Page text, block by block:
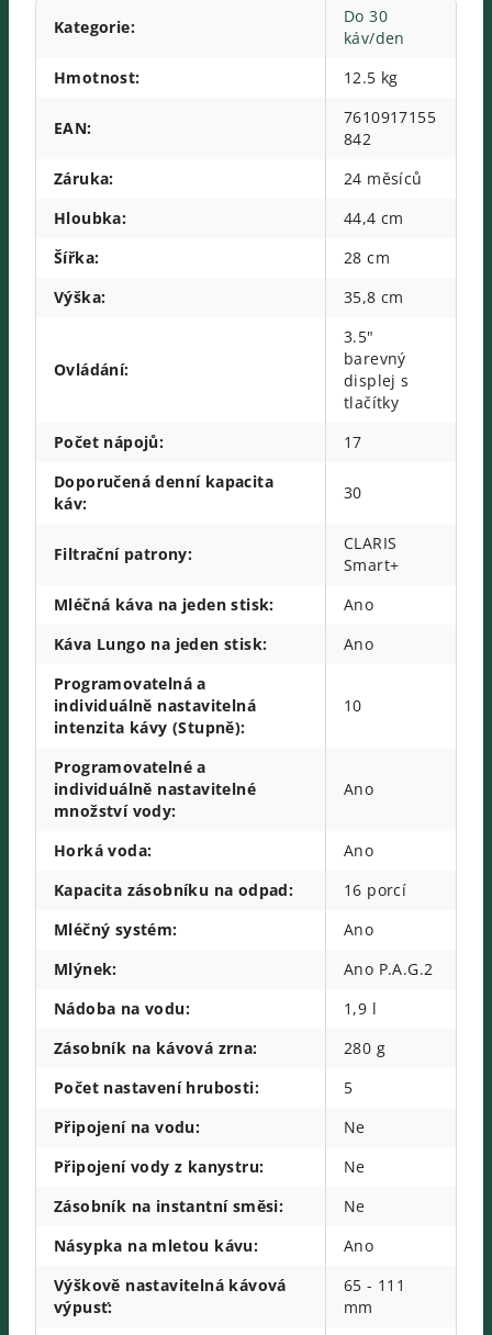
Kategorie:
Do 30
káv/den
Hmotnost: 12.5 kg
EAN:
7610917155
842
Záruka:
24 měsíců
Hloubka:
44,4 cm
Šířka:
28 cm
Výška: 35,8 cm
Ovládání:
3.5"
barevný
displej s
tlačítky
Počet nápojů:
17
Doporučená denní kapacita
káv:
30
Filtrační patrony:
CLARIS
Smart+
Mléčná káva na jeden stisk:
Ano
Káva Lungo na jeden stisk:
Ano
Programovatelná a
individuálně nastavitelná
intenzita kávy (Stupně):
10
Programovatelné a
individuálně nastavitelné
množství vody:
Ano
Horká voda:
Ano
Kapacita zásobníku na odpad:
16 porcí
Mléčný systém:
Ano
Mlýnek:
Ano P.A.G.2
Nádoba na vodu:
1,9 l
Zásobník na kávová zrna:
280 g
Počet nastavení hrubosti:
5
Připojení na vodu:
Ne
Připojení vody z kanystru:
Ne
Zásobník na instantní směsi:
Ne
Násypka na mletou kávu:
Ano
Výškově nastavitelná kávová
výpusť:
65 - 111
mm